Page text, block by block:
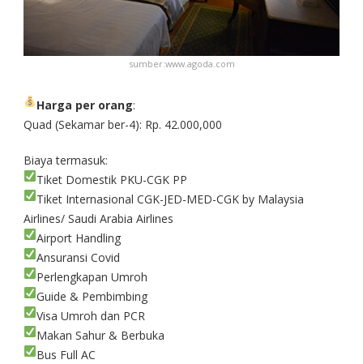
sumber:www.agoda.com
Harga per orang:
Quad (Sekamar ber-4): Rp. 42.000,000
Biaya termasuk:
Tiket Domestik PKU-CGK PP
Tiket Internasional CGK-JED-MED-CGK by Malaysia
Airlines/ Saudi Arabia Airlines
Airport Handling
Ansuransi Covid
Perlengkapan Umroh
Guide & Pembimbing
Visa Umroh dan PCR
Makan Sahur & Berbuka
Bus Full AC